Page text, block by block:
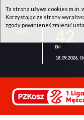
WKK ACTIVE
18.09.2026,
Ta strona używa cookies m.in.
Korzystając ze strony
zgody powinieneś zmienić